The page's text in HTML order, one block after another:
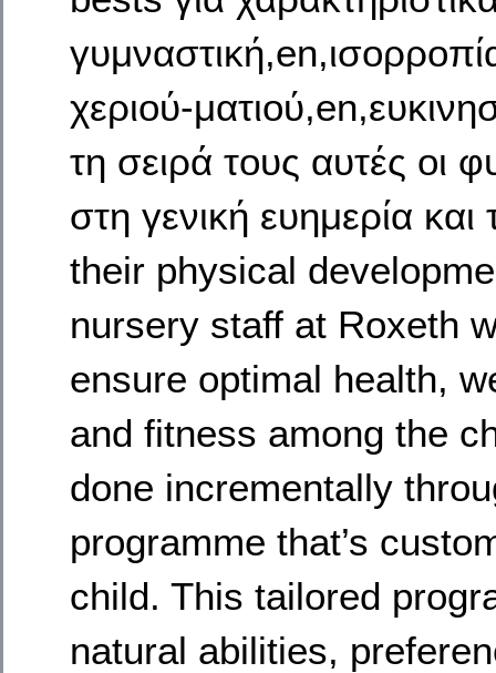
χεριού-
τη σειρά τους αυτές οι
στη γενική ευημερία
their physical
nursery staff at Roxeth
ensure optimal health,
and fitness among the
done incrementally
programme that’s
child. This tailored
natural abilities,